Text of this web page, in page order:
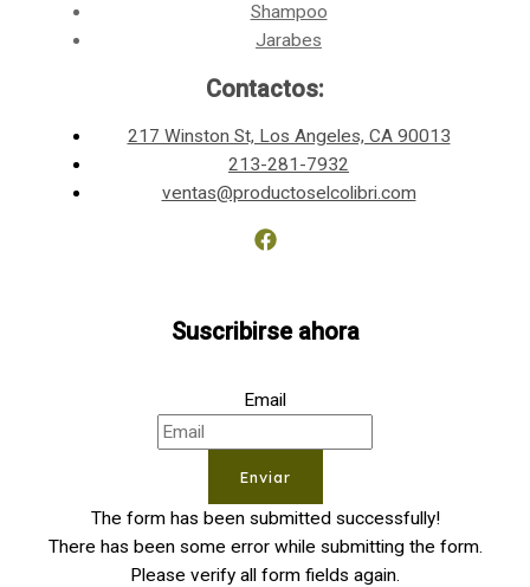
Shampoo
Jarabes
Contactos:
217 Winston St, Los Angeles, CA 90013
213-281-7932
ventas@productoselcolibri.com
Suscribirse ahora
Email
Enviar
The form has been submitted successfully!
There has been some error while submitting the form.
Please verify all form fields again.